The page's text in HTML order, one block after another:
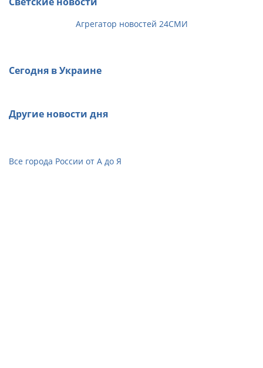
Агрегатор новостей 24СМИ
Сегодня в Украине
Другие новости дня
Все города России от А до Я